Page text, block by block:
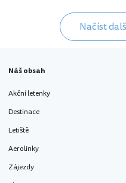
Načíst
Náš obsah
Akční letenky
Destinace
Letiště
Aerolinky
Zájezdy